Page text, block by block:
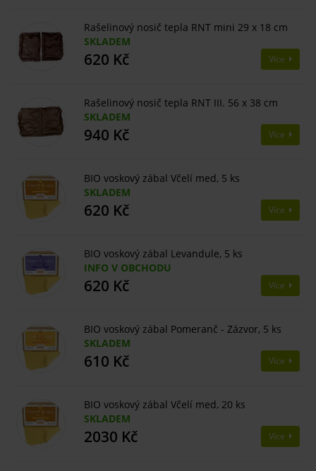
Rašelinový nosič tepla RNT mini 29 x 18 cm
SKLADEM
620 Kč Více
Rašelinový nosič tepla RNT III. 56 x 38 cm
SKLADEM
940 Kč Více
BIO voskový zábal Včelí med, 5 ks
SKLADEM
620 Kč Více
BIO voskový zábal Levandule, 5 ks
INFO V OBCHODU
620 Kč Více
BIO voskový zábal Pomeranč - Zázvor, 5 ks
SKLADEM
610 Kč Více
BIO voskový zábal Včelí med, 20 ks
SKLADEM
2030 Kč Více